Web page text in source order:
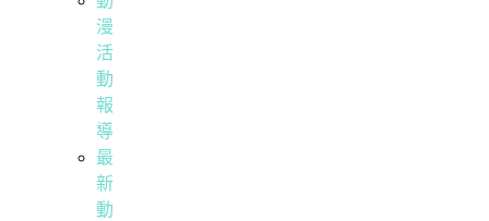
漫
活
動
報
導
最
新
動